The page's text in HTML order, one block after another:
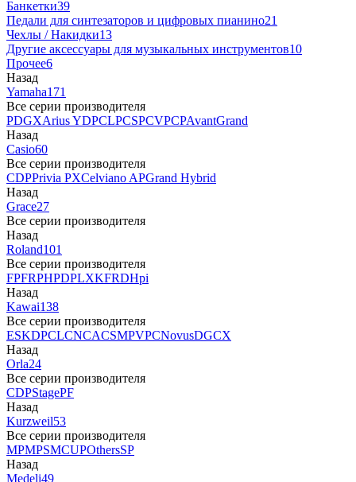
Банкетки39
Педали для синтезаторов и цифровых пианино21
Чехлы / Накидки13
Другие аксессуары для музыкальных инструментов10
Прочее6
Назад
Yamaha171
Все серии производителя
PDGXArius YDPCLPCSPCVPCPAvantGrand
Назад
Casio60
Все серии производителя
CDPPrivia PXCelviano APGrand Hybrid
Назад
Grace27
Все серии производителя
Назад
Roland101
Все серии производителя
FPFRPHPDPLXKFRDHpi
Назад
Kawai138
Все серии производителя
ESKDPCLCNCACSMPVPCNovusDGCX
Назад
Orla24
Все серии производителя
CDPStagePF
Назад
Kurzweil53
Все серии производителя
MPMPSMCUPOthersSP
Назад
Medeli49